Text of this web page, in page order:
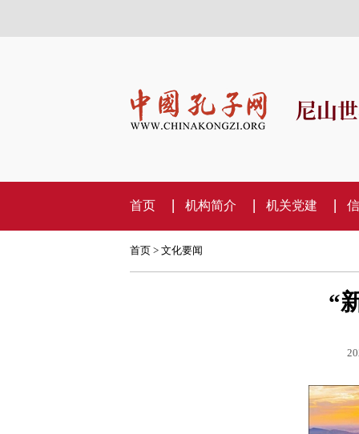
尼山
首页 机构简介 机关党建
首页> 文化要闻
“